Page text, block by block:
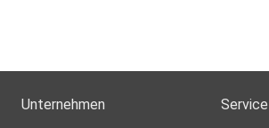
Unternehmen Service